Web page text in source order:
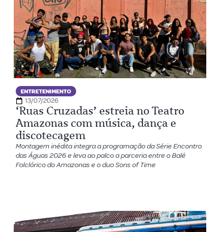
ENTRETENIMENTO
13/07/2026
‘Ruas Cruzadas’ estreia no Teatro
Amazonas com música, dança e
discotecagem
Montagem inédita integra a programação da Série Encontro
das Águas 2026 e leva ao palco a parceria entre o Balé
Folclórico do Amazonas e o duo Sons of Time